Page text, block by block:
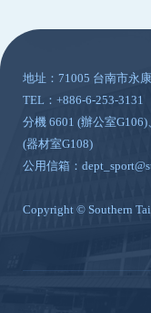
地址：71005 台南市永
TEL：+886-6-253-3131
分機 6601 (辦公室
(器材室G108)
公用信箱：
Copyright © Southern